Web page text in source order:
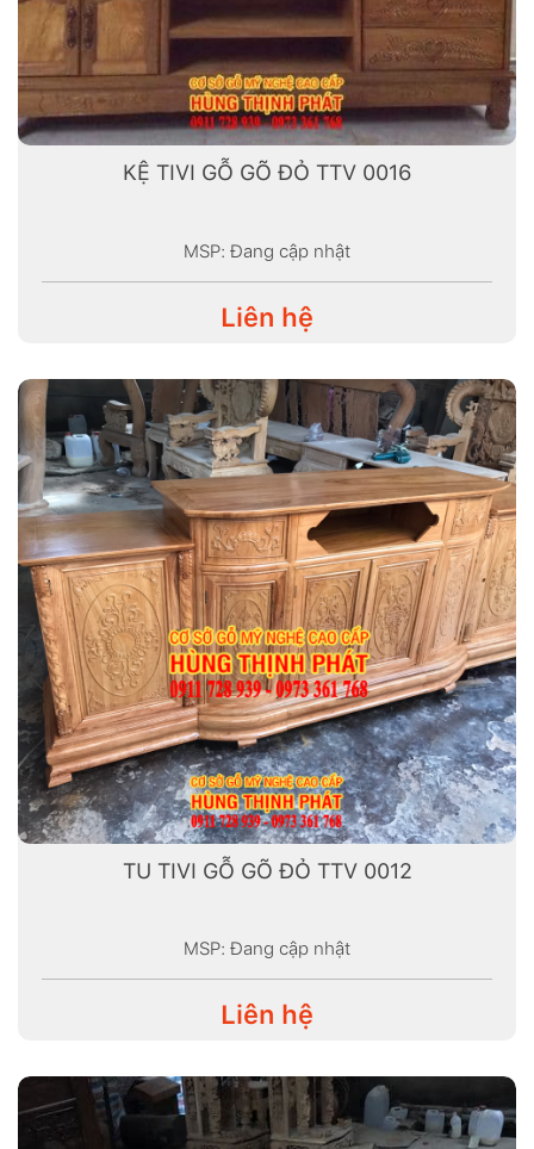
KỆ TIVI GỖ GÕ ĐỎ TTV 0016
MSP: Đang cập nhật
Liên hệ
TU TIVI GỖ GÕ ĐỎ TTV 0012
MSP: Đang cập nhật
Liên hệ